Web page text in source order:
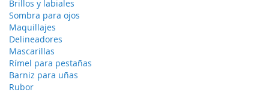
Brillos y labiales
Sombra para ojos
Maquillajes
Delineadores
Mascarillas
Rímel para pestañas
Barniz para uñas
Rubor